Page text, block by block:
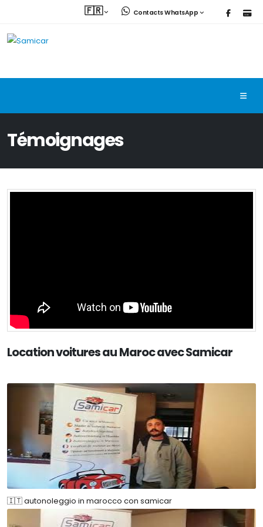
🇫🇷 Contacts WhatsApp
Témoignages
Location voitures au Maroc avec Samicar
🇮🇹 autonoleggio in marocco con samicar